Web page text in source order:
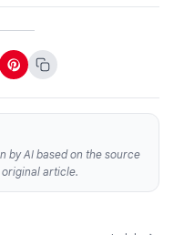
by AI based on the source
article.